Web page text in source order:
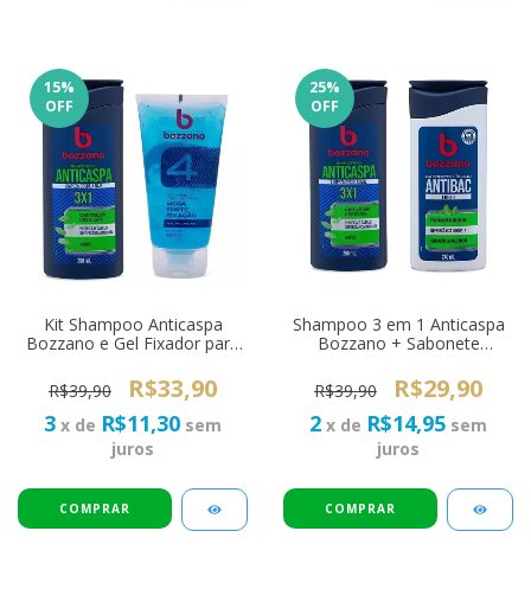
15%
OFF
Kit Shampoo Anticaspa
Bozzano e Gel Fixador para
R$39,90
R$33,90
3 x de R$11,30 sem
juros
25%
OFF
Shampoo 3 em 1 Anticaspa
Bozzano + Sabonete
R$39,90
R$29,90
2 x de R$14,95 sem
juros